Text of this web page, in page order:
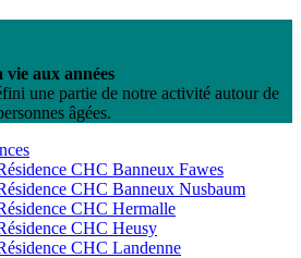
vie aux années
une partie de notre activité autour de
âgées.
CHC Banneux Fawes
CHC Banneux Nusbaum
CHC Hermalle
CHC Heusy
CHC Landenne